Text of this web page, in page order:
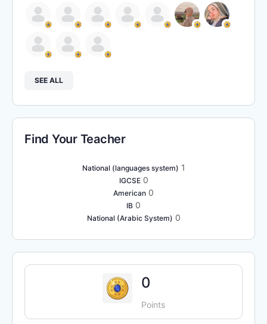
SEE ALL
Find Your Teacher
National (languages system) 1
IGCSE 0
American 0
IB 0
National (Arabic System) 0
0
Points